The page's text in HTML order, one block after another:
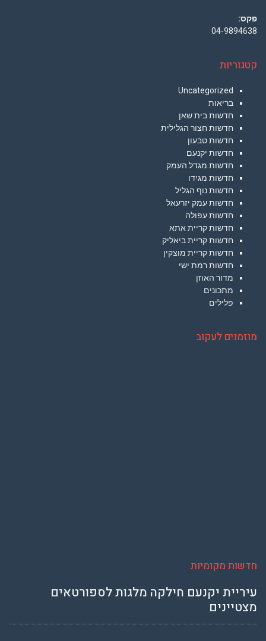
פקס:
04-9894638
קטגוריות
Uncategorized
בריאות
חדשות בית שאן
חדשות חצור הגלילית
חדשות טבעון
חדשות יקנעם
חדשות מגדל העמק
חדשות מגידו
חדשות נוף הגליל
חדשות עמק יזרעאל
חדשות עפולה
חדשות קריית אתא
חדשות קריית ביאליק
חדשות קריית מוצקין
חדשות רמת ישי
מדור האוזן
מתכונים
פלילים
מוזמנים לעקוב
חדשות מקומיות
עיריית יקנעם חילקה מלגות לספורטאים
מצטיינים